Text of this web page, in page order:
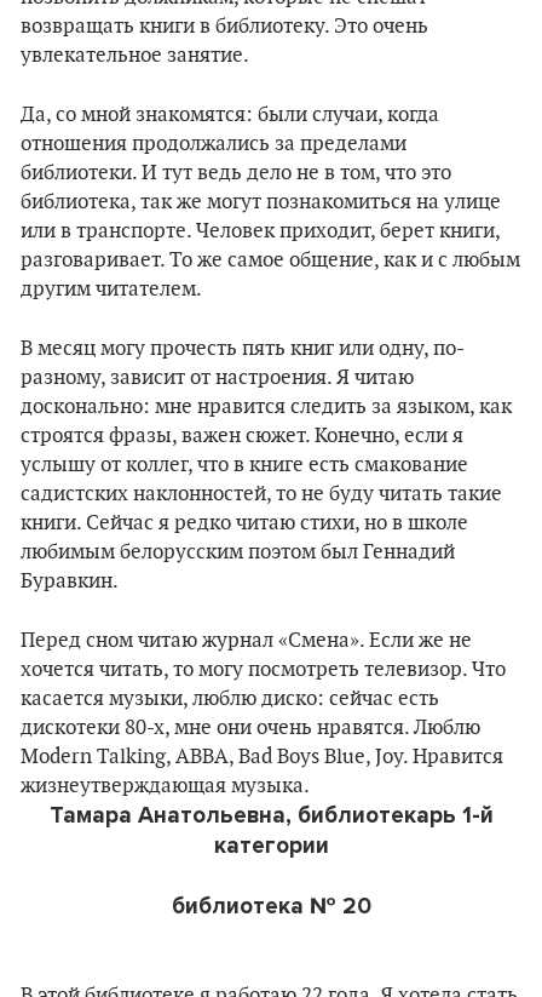
возвращать книги в библиотеку. Это очень
увлекательное занятие.
Да, со мной знакомятся: были случаи, когда
отношения продолжались за пределами
библиотеки. И тут ведь дело не в том, что это
библиотека, так же могут познакомиться на улице
или в транспорте. Человек приходит, берет книги,
разговаривает. То же самое общение, как и с любым
другим читателем.
В месяц могу прочесть пять книг или одну, по-
разному, зависит от настроения. Я читаю
досконально: мне нравится следить за языком, как
строятся фразы, важен сюжет. Конечно, если я
услышу от коллег, что в книге есть смакование
садистских наклонностей, то не буду читать такие
книги. Сейчас я редко читаю стихи, но в школе
любимым белорусским поэтом был Геннадий
Буравкин.
Перед сном читаю журнал «Смена». Если же не
хочется читать, то могу посмотреть телевизор. Что
касается музыки, люблю диско: сейчас есть
дискотеки 80-х, мне они очень нравятся. Люблю
Modern Talking, ABBA, Bad Boys Blue, Joy. Нравится
жизнеутверждающая музыка.
Тамара Анатольевна, библиотекарь 1-й
категории
библиотека № 20